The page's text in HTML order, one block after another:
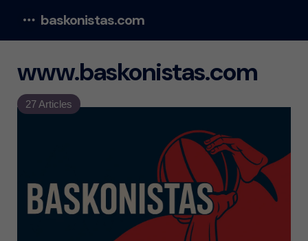
baskonistas.com
27 Articles
www.baskonistas.com